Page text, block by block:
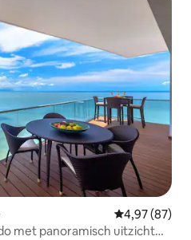
Gemiddelde
4,97 (87)
met panoramisch uitzicht